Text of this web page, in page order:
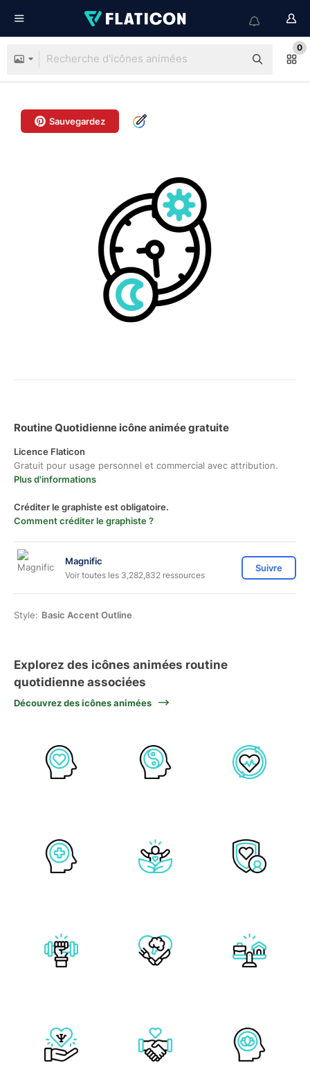
0
Sauvegardez
Routine Quotidienne icône animée gratuite
Licence Flaticon
Gratuit pour usage personnel et commercial avec attribution.
Plus d'informations
Créditer le graphiste est obligatoire.
Comment créditer le graphiste ?
Magnific
Voir toutes les 3,282,832 ressources
Suivre
Style: Basic Accent Outline
Explorez des icônes animées routine
quotidienne associées
Découvrez des icônes animées